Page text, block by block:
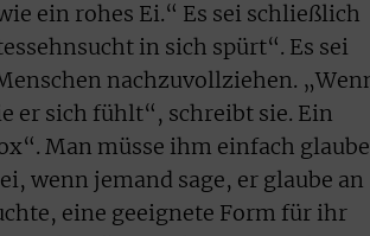
ein rohes Ei.“ Es sei schließlich
in sich spürt“. Es sei
nachzuvollziehen.
er sich fühlt“, schreibt sie. Ein
Man müsse ihm einfach
wenn jemand sage, er glaube an
eine geeignete Form für ihr